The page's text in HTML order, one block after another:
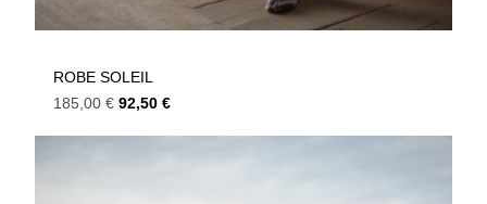
ROBE SOLEIL
185,00€ 92,50€